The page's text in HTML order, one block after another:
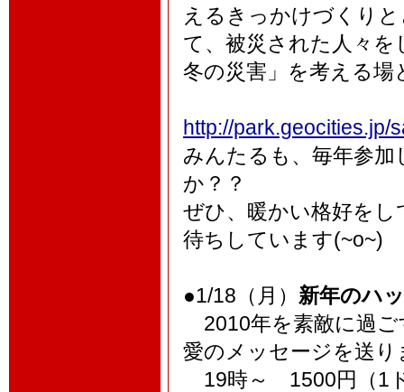
えるきっかけづくり
て、被災された人々
冬の災害」を考える
http://park.geocities.jp/
みんたるも、毎年参
か？？
ぜひ、暖かい格好を
待ちしています(~o~)
●1/18（月） 新年のハ
2010年を素敵に過ご
愛のメッセージを送り
19時～ 1500円（1